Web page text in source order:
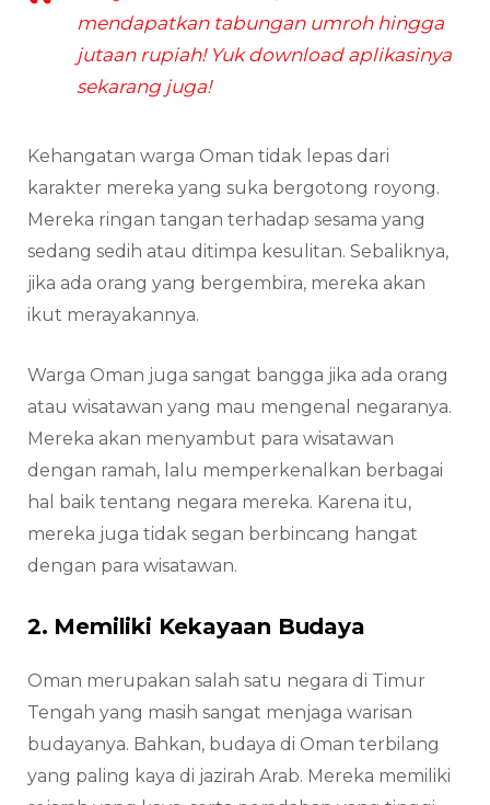
mendapatkan tabungan umroh hingga
jutaan rupiah! Yuk download aplikasinya
sekarang juga!
Kehangatan warga Oman tidak lepas dari
karakter mereka yang suka bergotong royong.
Mereka ringan tangan terhadap sesama yang
sedang sedih atau ditimpa kesulitan. Sebaliknya,
jika ada orang yang bergembira, mereka akan
ikut merayakannya.
Warga Oman juga sangat bangga jika ada orang
atau wisatawan yang mau mengenal negaranya.
Mereka akan menyambut para wisatawan
dengan ramah, lalu memperkenalkan berbagai
hal baik tentang negara mereka. Karena itu,
mereka juga tidak segan berbincang hangat
dengan para wisatawan.
2. Memiliki Kekayaan Budaya
Oman merupakan salah satu negara di Timur
Tengah yang masih sangat menjaga warisan
budayanya. Bahkan, budaya di Oman terbilang
yang paling kaya di jazirah Arab. Mereka memiliki